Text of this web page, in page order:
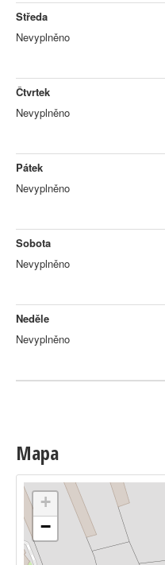
Středa
Nevyplněno
Čtvrtek
Nevyplněno
Pátek
Nevyplněno
Sobota
Nevyplněno
Neděle
Nevyplněno
Mapa
+
−